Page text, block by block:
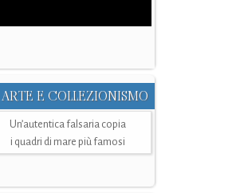
ARTE E COLLEZIONISMO
Un’autentica falsaria copia
i quadri di mare più famosi